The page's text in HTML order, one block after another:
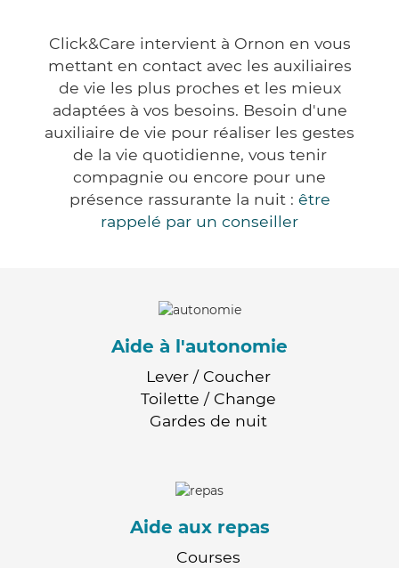
Click&Care intervient à Ornon en vous
mettant en contact avec les auxiliaires
de vie les plus proches et les mieux
adaptées à vos besoins. Besoin d'une
auxiliaire de vie pour réaliser les gestes
de la vie quotidienne, vous tenir
compagnie ou encore pour une
présence rassurante la nuit : être
rappelé par un conseiller
Aide à l'autonomie
Lever / Coucher
Toilette / Change
Gardes de nuit
Aide aux repas
Courses